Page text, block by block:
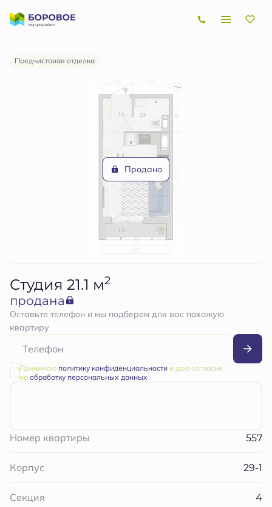
Студия21.1 м2
Цена по запросу
Ипотекаот 8 601 руб.
Предчистовая отделка
Продано
Студия 21.1 м2
продана
Оставьте телефон и мы подберем для вас похожую
квартиру
Принимаю политику конфиденциальностии даю согласие
на обработку персональных данных
Номер квартиры 557
Корпус 29-1
Секция 4